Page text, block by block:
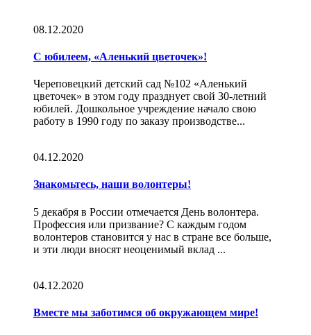
08.12.2020
С юбилеем, «Аленький цветочек»!
Череповецкий детский сад №102 «Аленький
цветочек» в этом году празднует свой 30-летний
юбилей. Дошкольное учреждение начало свою
работу в 1990 году по заказу производстве...
04.12.2020
Знакомьтесь, наши волонтеры!
5 декабря в России отмечается День волонтера.
Профессия или призвание? С каждым годом
волонтеров становится у нас в стране все больше,
и эти люди вносят неоценимый вклад ...
04.12.2020
Вместе мы заботимся об окружающем мире!